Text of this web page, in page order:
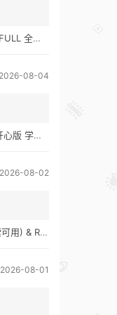
、win11）
2026-08-04
开心版 学习版
2026-08-02
Legacy 开心版 学习版
2026-08-01